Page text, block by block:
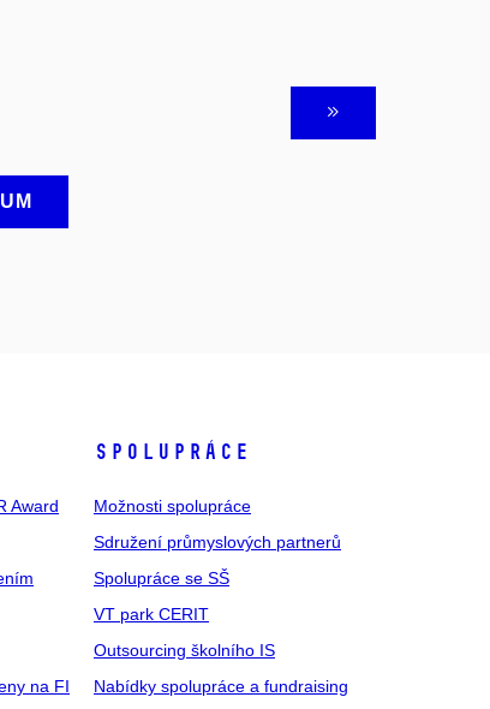
Award
na FI
SPOLUPRÁCE
Možnosti spolupráce
Sdružení průmyslových partnerů
Spolupráce se SŠ
VT park CERIT
Outsourcing školního IS
Nabídky spolupráce a fundraising